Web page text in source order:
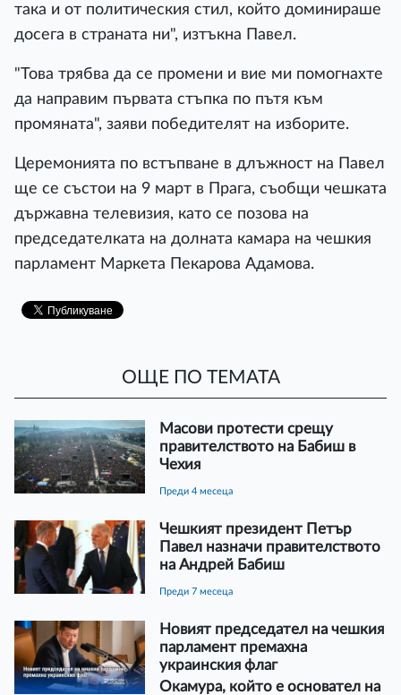
така и от политическия стил, който доминираше
досега в страната ни", изтъкна Павел.
"Това трябва да се промени и вие ми помогнахте
да направим първата стъпка по пътя към
промяната", заяви победителят на изборите.
Церемонията по встъпване в длъжност на Павел
ще се състои на 9 март в Прага, съобщи чешката
държавна телевизия, като се позова на
председателката на долната камара на чешкия
парламент Маркета Пекарова Адамова.
ОЩЕ ПО ТЕМАТА
Масови протести срещу
правителството на Бабиш в
Чехия
преди 4 месеца
Чешкият президент Петър
Павел назначи правителството
на Андрей Бабиш
преди 7 месеца
Новият председател на чешкия
парламент премахна
украинския флаг
Окамура, който е основател на